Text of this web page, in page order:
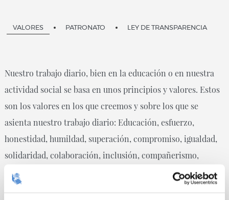
VALORES PATRONATO LEY DE TRANSPARENCIA
Nuestro trabajo diario, bien en la educación o en nuestra
actividad social se basa en unos principios y valores. Estos
son los valores en los que creemos y sobre los que se
asienta nuestro trabajo diario: Educación, esfuerzo,
honestidad, humildad, superación, compromiso, igualdad,
solidaridad, colaboración, inclusión, compañerismo,
respeto, euskara.